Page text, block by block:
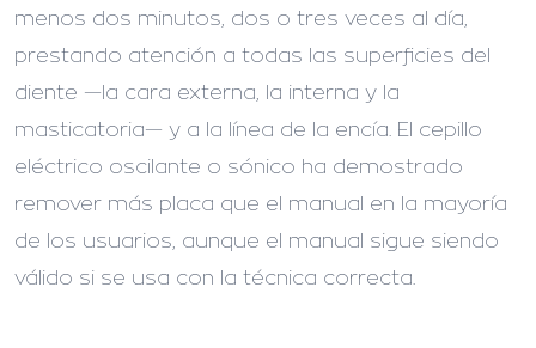
menos dos minutos, dos o tres veces al día,
prestando atención a todas las superficies del
diente —la cara externa, la interna y la
masticatoria— y a la línea de la encía. El cepillo
eléctrico oscilante o sónico ha demostrado
remover más placa que el manual en la mayoría
de los usuarios, aunque el manual sigue siendo
válido si se usa con la técnica correcta.